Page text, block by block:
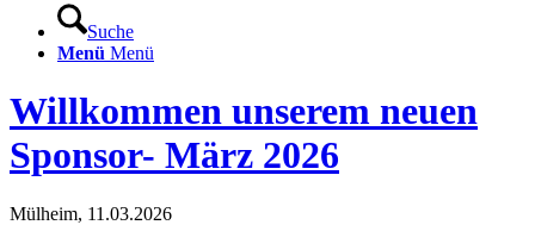
Suche
Menü Menü
Willkommen unserem neuen
Sponsor- März 2026
Mülheim, 11.03.2026